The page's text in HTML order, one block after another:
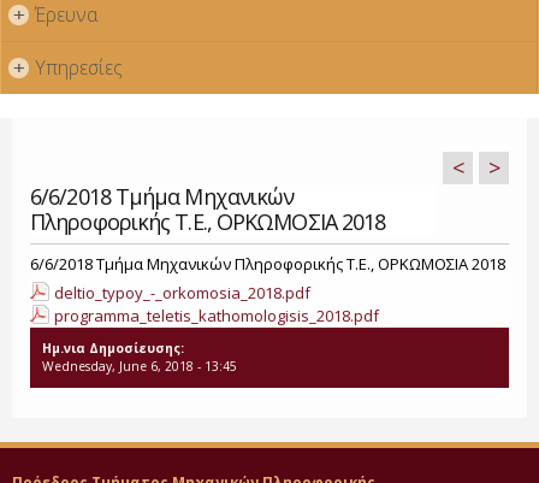
+ Έρευνα
+ Υπηρεσίες
6/6/2018 Τμήμα Μηχανικών
Πληροφορικής T.E., ΟΡΚΩΜΟΣΙΑ 2018
< >
6/6/2018 Τμήμα Μηχανικών Πληροφορικής T.E., ΟΡΚΩΜΟΣΙΑ 2018
deltio_typoy_-_orkomosia_2018.pdf
programma_teletis_kathomologisis_2018.pdf
Ημ.νια Δημοσίευσης:
Wednesday, June 6, 2018 - 13:45